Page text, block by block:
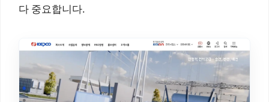
다 중요합니다.